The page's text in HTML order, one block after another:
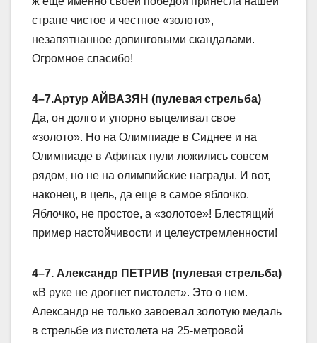
стране чистое и честное «золото»,
незапятнанное допинговыми скандалами.
Огромное спасибо!
4–7.Артур АЙВАЗЯН (пулевая стрельба)
Да, он долго и упорно выцеливал свое
«золото». Но на Олимпиаде в Сиднее и на
Олимпиаде в Афинах пули ложились совсем
рядом, но не на олимпийские награды. И вот,
наконец, в цель, да еще в самое яблочко.
Яблочко, не простое, а «золотое»! Блестящий
пример настойчивости и целеустремленности!
4–7. Александр ПЕТРИВ (пулевая стрельба)
«В руке не дрогнет пистолет». Это о нем.
Александр не только завоевал золотую медаль
в стрельбе из пистолета на 25-метровой